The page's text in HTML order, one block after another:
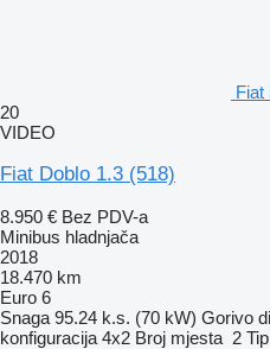
Fiat
20
VIDEO
Fiat Doblo 1.3 (518)
8.950 € Bez PDV-a
Minibus hladnjača
2018
18.470 km
Euro 6
Snaga 95.24 k.s. (70 kW) Gorivo
konfiguracija 4x2 Broj mjesta 2